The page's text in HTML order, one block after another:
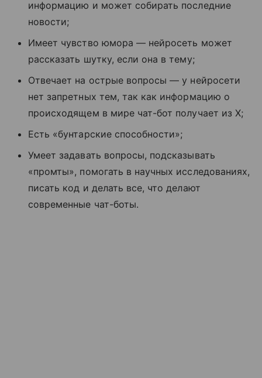
информацию и может собирать последние
новости;
Имеет чувство юмора — нейросеть может
рассказать шутку, если она в тему;
Отвечает на острые вопросы — у нейросети
нет запретных тем, так как информацию о
происходящем в мире чат-бот получает из X;
Есть «бунтарские способности»;
Умеет задавать вопросы, подсказывать
«промты», помогать в научных исследованиях,
писать код и делать все, что делают
современные чат-боты.